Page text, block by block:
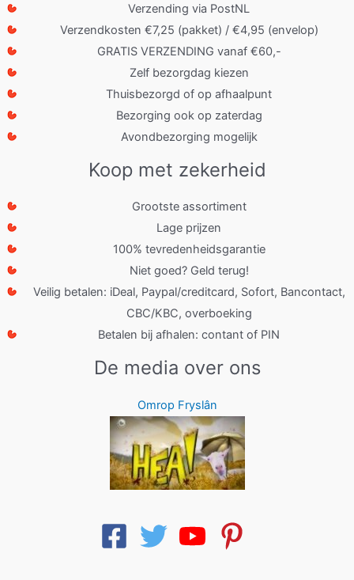
Verzending via PostNL
Verzendkosten €7,25 (pakket) / €4,95 (envelop)
GRATIS VERZENDING vanaf €60,-
Zelf bezorgdag kiezen
Thuisbezorgd of op afhaalpunt
Bezorging ook op zaterdag
Avondbezorging mogelijk
Koop met zekerheid
Grootste assortiment
Lage prijzen
100% tevredenheidsgarantie
Niet goed? Geld terug!
Veilig betalen: iDeal, Paypal/creditcard, Sofort, Bancontact,
CBC/KBC, overboeking
Betalen bij afhalen: contant of PIN
De media over ons
Omrop Fryslân